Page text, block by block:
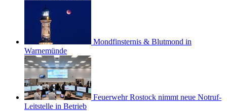
Mondfinsternis & Blutmond in
Warnemünde
Feuerwehr Rostock nimmt neue Notruf-
Leitstelle in Betrieb